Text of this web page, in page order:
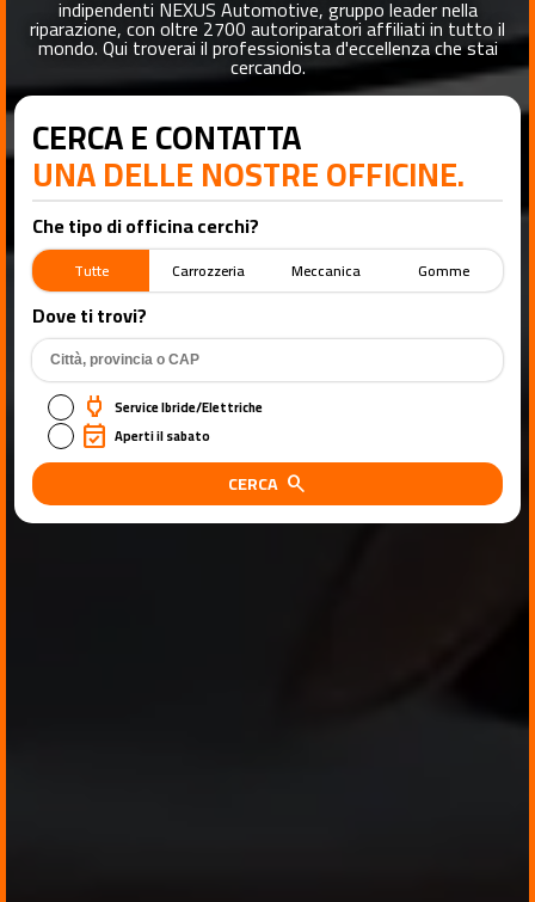
indipendenti NEXUS Automotive, gruppo leader nella
riparazione, con oltre 2700 autoriparatori affiliati in tutto il
mondo. Qui troverai il professionista d'eccellenza che stai
cercando.
CERCA E CONTATTA
UNA DELLE NOSTRE OFFICINE.
Che tipo di officina cerchi?
Tutte Carrozzeria Meccanica Gomme
Dove ti trovi?
power Service Ibride/Elettriche
event_available Aperti il sabato
CERCA search